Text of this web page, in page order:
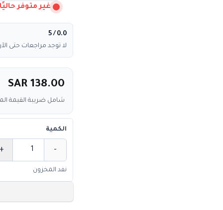
غير متوفر حاليًا
0.0
/ 5
لا توجد مراجعات حتى
SAR 138.00
شامل ضريبة القيمة
الكمية
-
نفد المخزون